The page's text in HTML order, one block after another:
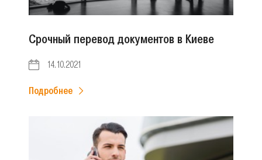
Срочный перевод документов в Киеве
14.10.2021
Подробнее